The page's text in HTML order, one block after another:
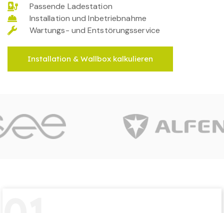
Passende Ladestation
Installation und Inbetriebnahme
Wartungs- und Entstörungsservice
Installation & Wallbox kalkulieren